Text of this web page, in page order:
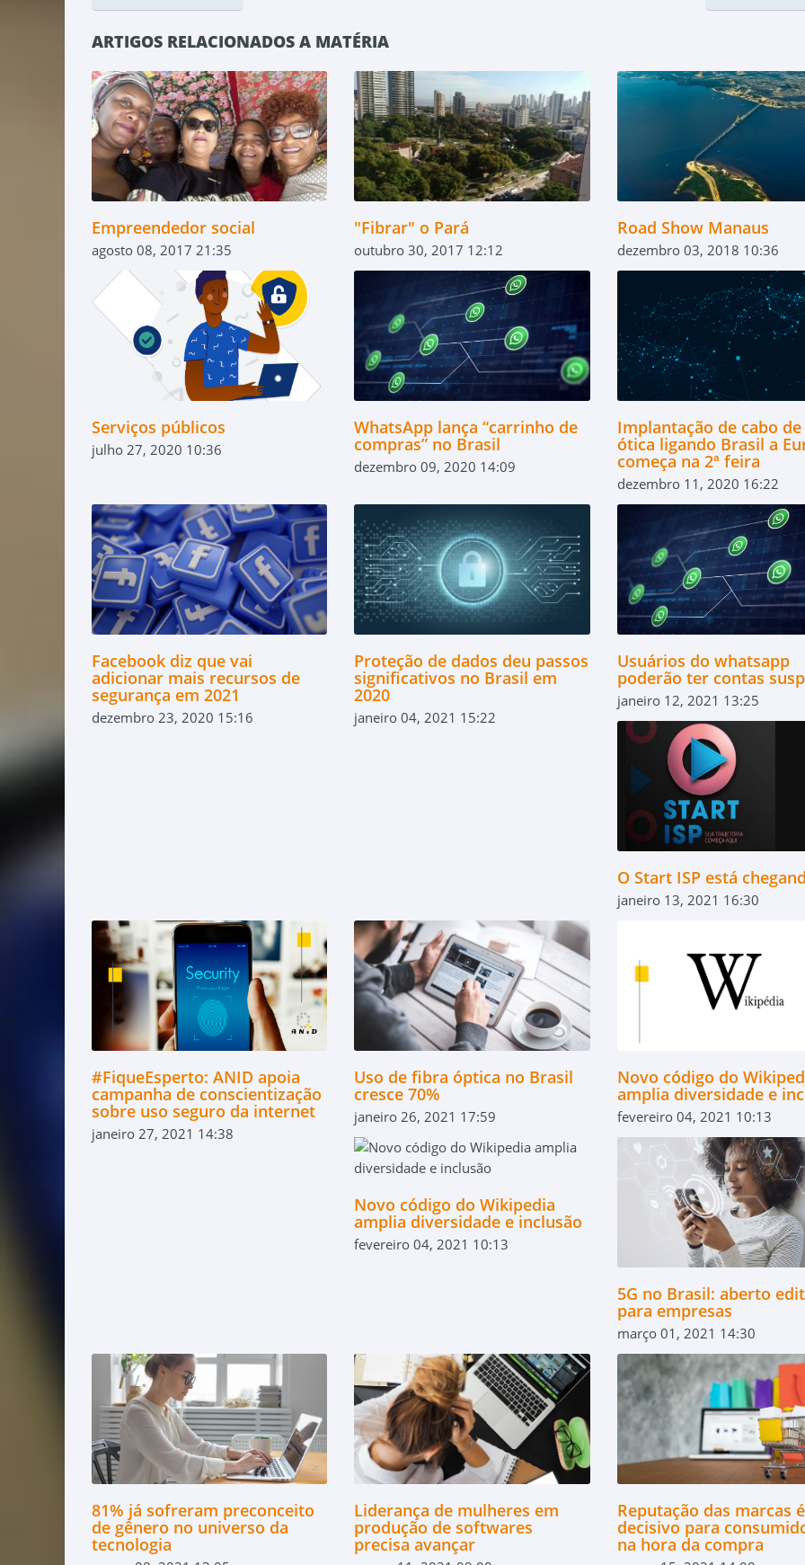
ARTIGOS RELACIONADOS A MATÉRIA
Empreendedor social
agosto 08, 2017 21:35
"Fibrar" o Pará
outubro 30, 2017 12:12
Road Show Manaus
dezembro 03, 2018 10:36
Serviços públicos
julho 27, 2020 10:36
WhatsApp lança “carrinho de
compras” no Brasil
dezembro 09, 2020 14:09
Implantação de cabo
ótica ligando Brasil a
começa na 2ª feira
dezembro 11, 2020 16:22
Facebook diz que vai
adicionar mais recursos de
segurança em 2021
dezembro 23, 2020 15:16
Proteção de dados deu passos
significativos no Brasil em
2020
janeiro 04, 2021 15:22
Usuários do whatsapp
poderão ter contas
janeiro 12, 2021 13:25
O Start ISP está
janeiro 13, 2021 16:30
#FiqueEsperto: ANID apoia
campanha de conscientização
sobre uso seguro da internet
janeiro 27, 2021 14:38
Uso de fibra óptica no Brasil
cresce 70%
janeiro 26, 2021 17:59
Novo código do
amplia diversidade e
fevereiro 04, 2021 10:13
Novo código do Wikipedia
amplia diversidade e inclusão
fevereiro 04, 2021 10:13
5G no Brasil: aberto
para empresas
março 01, 2021 14:30
81% já sofreram preconceito
de gênero no universo da
tecnologia
Liderança de mulheres em
produção de softwares
precisa avançar
Reputação das marcas
decisivo para
na hora da compra